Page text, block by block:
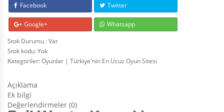
Facebook Twitter
Google+
Whatsapp
Stok Durumu : Var
Stok kodu:Yok
Kategoriler:Oyunlar | Türkiye'nin En Ucuz Oyun Sitesi
Açıklama
Ek bilgi
Değerlendirmeler (0)